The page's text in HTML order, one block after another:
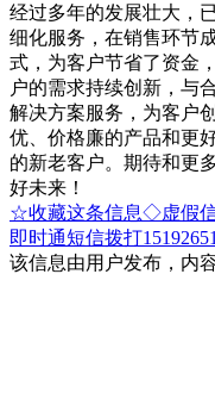
经过多年的发展壮大，
细化服务，在销售环节
式，为客户节省了资金
户的需求持续创新，与
解决方案服务，为客户
优、价格廉的产品和更
的新老客户。期待和更
好未来！
☆收藏这条信息◇虚假
即时通短信拨打
该信息由用户发布，内